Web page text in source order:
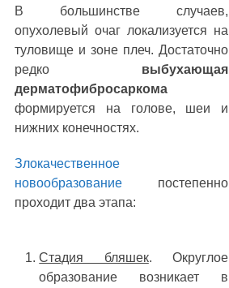
В большинстве случаев,
опухолевый очаг локализуется на
туловище и зоне плеч. Достаточно
редко выбухающая
дерматофибросаркома
формируется на голове, шеи и
нижних конечностях.
Злокачественное
новообразованиепостепенно
проходит два этапа:
Стадия бляшек. Округлое
образование возникает в